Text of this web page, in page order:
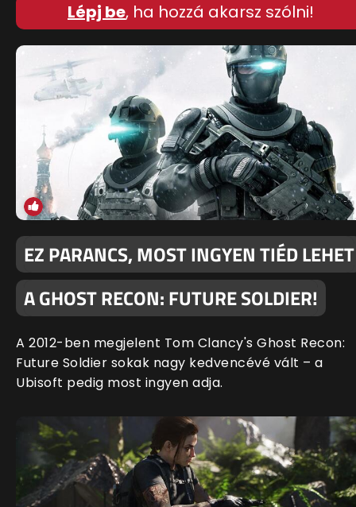
Lépj be, ha hozzá akarsz szólni!
EZ PARANCS, MOST INGYEN TIÉD LEHET
A GHOST RECON: FUTURE SOLDIER!
A 2012-ben megjelent Tom Clancy's Ghost Recon:
Future Soldier sokak nagy kedvencévé vált – a
Ubisoft pedig most ingyen adja.